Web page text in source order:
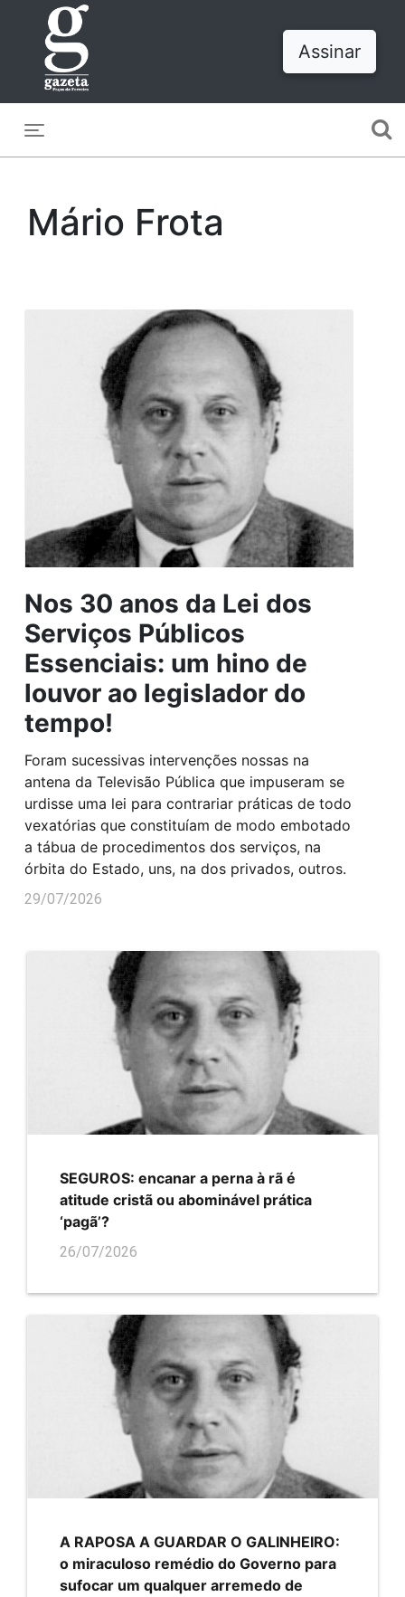
Assinar
Mário Frota
Nos 30 anos da Lei dos
Serviços Públicos
Essenciais: um hino de
louvor ao legislador do
tempo!
Foram sucessivas intervenções nossas na
antena da Televisão Pública que impuseram se
urdisse uma lei para contrariar práticas de todo
vexatórias que constituíam de modo embotado
a tábua de procedimentos dos serviços, na
órbita do Estado, uns, na dos privados, outros.
29/07/2026
SEGUROS: encanar a perna à rã é
atitude cristã ou abominável prática
‘pagã’?
26/07/2026
A RAPOSA A GUARDAR O GALINHEIRO:
o miraculoso remédio do Governo para
sufocar um qualquer arremedo de